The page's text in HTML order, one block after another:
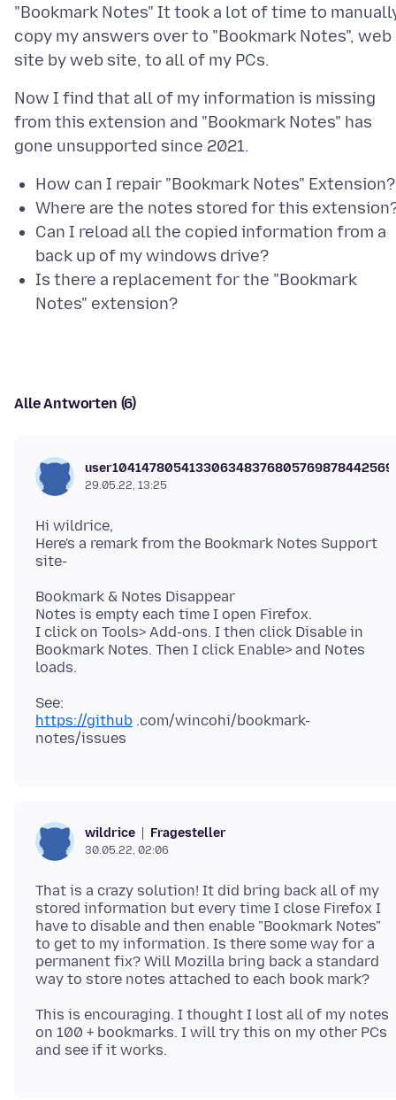
"Bookmark Notes" It took a lot of time to
copy my answers over to "Bookmark Notes", web
Now I find that all of my information is missing
from this extension and "Bookmark Notes" has
How can I repair "Bookmark Notes" Extension?
Where are the notes stored for this
Can I reload all the copied information from a
back up of my windows drive?
Is there a replacement for the "Bookmark
Notes" extension?
Alle Antworten (6)
29.05.22, 13:25
Hi wildrice,
Here's a remark from the Bookmark Notes Support
Bookmark & Notes Disappear
Notes is empty each time I open Firefox.
I click on Tools> Add-ons. I then click Disable in
Bookmark Notes. Then I click Enable> and Notes
https://github .com/wincohi/bookmark-
wildrice Fragesteller
30.05.22, 02:06
That is a crazy solution! It did bring back all of my
stored information but every time I close Firefox I
have to disable and then enable "Bookmark Notes"
to get to my information. Is there some way for a
permanent fix? Will Mozilla bring back a standard
This is encouraging. I thought I lost all of my notes
on 100 + bookmarks. I will try this on my other PCs